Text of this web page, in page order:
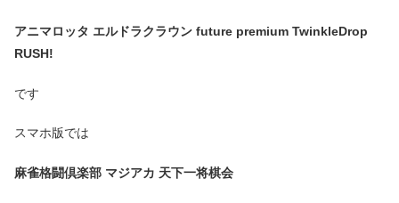
アニマロッタ エルドラクラウン future premium TwinkleDrop
RUSH!
です
スマホ版では
麻雀格闘倶楽部 マジアカ 天下一将棋会